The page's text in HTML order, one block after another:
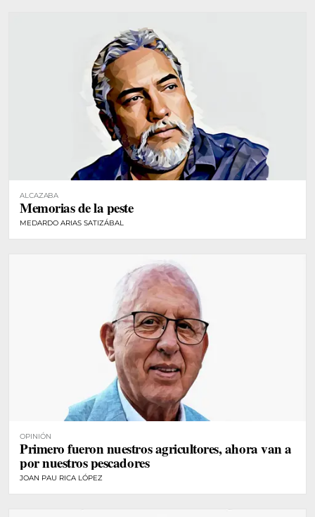
ALCAZABA
Memorias de la peste
MEDARDO ARIAS SATIZÁBAL
OPINIÓN
Primero fueron nuestros agricultores, ahora van a
por nuestros pescadores
JOAN PAU RICA LÓPEZ